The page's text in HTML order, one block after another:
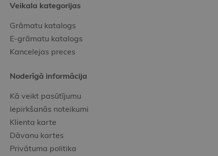
Veikala kategorijas
Grāmatu katalogs
E-grāmatu katalogs
Kancelejas preces
Noderīgā informācija
Kā veikt pasūtījumu
Iepirkšanās noteikumi
Klienta karte
Dāvanu kartes
Privātuma politika